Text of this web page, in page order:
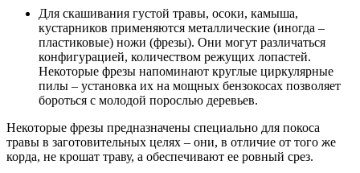
Для скашивания густой травы, осоки, камыша,
кустарников применяются металлические (иногда –
пластиковые) ножи (фрезы). Они могут различаться
конфигурацией, количеством режущих лопастей.
Некоторые фрезы напоминают круглые циркулярные
пилы – установка их на мощных бензокосах позволяет
бороться с молодой порослью деревьев.
Некоторые фрезы предназначены специально для покоса
травы в заготовительных целях – они, в отличие от того же
корда, не крошат траву, а обеспечивают ее ровный срез.